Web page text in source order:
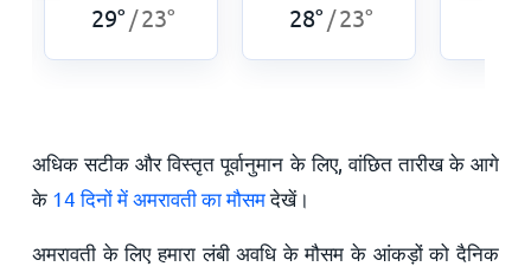
29° /23° 28° /23°
अधिक सटीक और विस्तृत पूर्वानुमान के लिए, वांछित तारीख के आगे
के 14 दिनों में अमरावती का मौसमदेखें।
अमरावती के लिए हमारा लंबी अवधि के मौसम के आंकड़ों को दैनिक